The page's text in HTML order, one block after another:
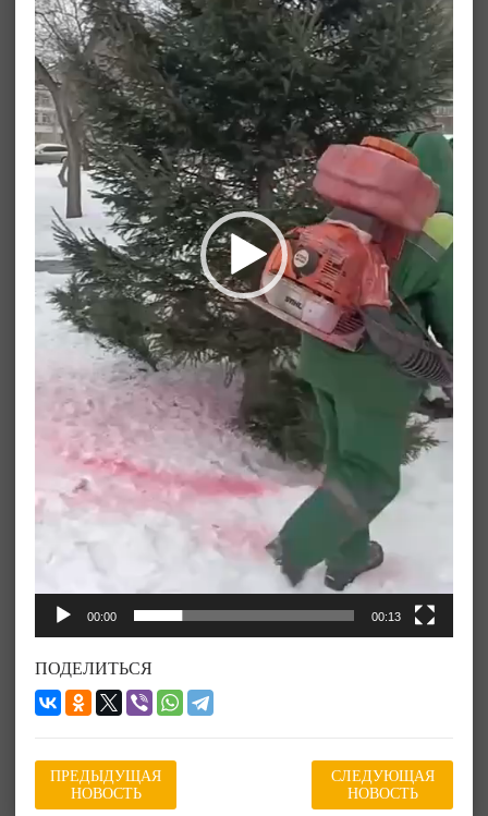
00:00 00:13
ПОДЕЛИТЬСЯ
ПРЕДЫДУЩАЯ
НОВОСТЬ
СЛЕДУЮЩАЯ
НОВОСТЬ